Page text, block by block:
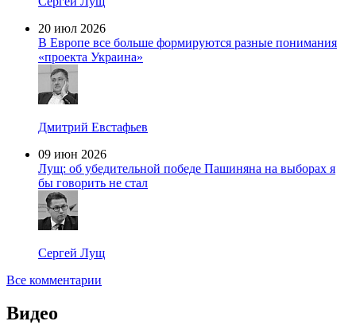
20 июл 2026
В Европе все больше формируются разные понимания
«проекта Украина»
Дмитрий Евстафьев
09 июн 2026
Лущ: об убедительной победе Пашиняна на выборах я
бы говорить не стал
Сергей Лущ
Все комментарии
Видео